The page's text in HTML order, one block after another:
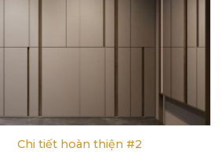
Chi tiết hoàn thiện #2